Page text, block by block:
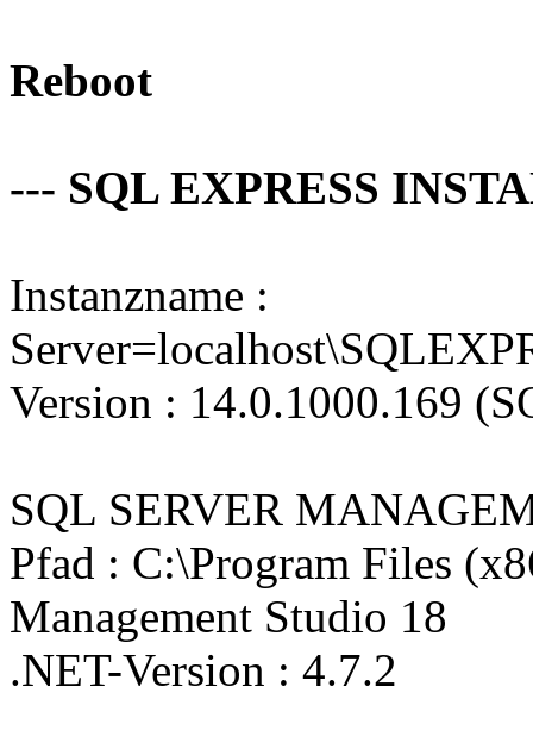
Reboot
--- SQL EXPRESS
Instanzname :
Version : 14.0.1000.169
SQL SERVER
Pfad : C:\Program Files
Management Studio 18
.NET-Version : 4.7.2